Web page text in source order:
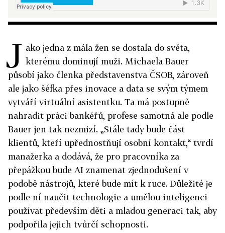
J ako jedna z mála žen se dostala do světa,
kterému dominují muži. Michaela Bauer
působí jako členka představenstva ČSOB, zároveň
ale jako šéfka přes inovace a data se svým týmem
vytváří virtuální asistentku. Ta má postupně
nahradit práci bankéřů, profese samotná ale podle
Bauer jen tak nezmizí. „Stále tady bude část
klientů, kteří upřednostňují osobní kontakt,“ tvrdí
manažerka a dodává, že pro pracovníka za
přepážkou bude AI znamenat zjednodušení v
podobě nástrojů, které bude mít k ruce. Důležité je
podle ní naučit technologie a umělou inteligenci
používat především děti a mladou generaci tak, aby
podpořila jejich tvůrčí schopnosti.